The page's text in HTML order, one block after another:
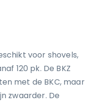
voor shovels,
120 pk. De BKZ
met de BKC, maar
zwaarder. De